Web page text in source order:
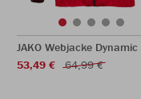
JAKO Webjacke Dynamic
53,49 €
64,99 €